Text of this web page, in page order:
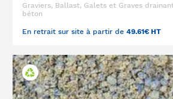
Graviers, Ballast, Galets et Graves
béton
En retrait sur site à partir de 49.61€ HT